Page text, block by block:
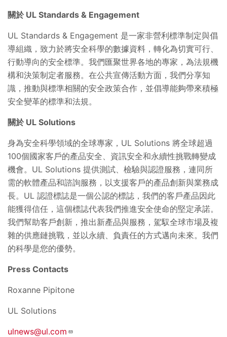
關於 UL Standards & Engagement
UL Standards & Engagement 是一家非營利標準制定與倡
導組織，致力於將安全科學的數據資料，轉化為切實可行、
行動導向的安全標準。我們匯聚世界各地的專家，為法規機
構和決策制定者服務。在公共宣傳活動方面，我們分享知
識，推動與標準相關的安全政策合作，並倡導能夠帶來積極
安全變革的標準和法規。
關於 UL Solutions
身為安全科學領域的全球專家，UL Solutions 將全球超過
100個國家客戶的產品安全、資訊安全和永續性挑戰轉變成
機會。UL Solutions 提供測試、檢驗與認證服務，連同所
需的軟體產品和諮詢服務，以支援客戶的產品創新與業務成
長。UL 認證標誌是一個公認的標誌，我們的客戶產品因此
能獲得信任，這個標誌代表我們推進安全使命的堅定承諾。
我們幫助客戶創新，推出新產品與服務，駕馭全球市場及複
雜的供應鏈挑戰，並以永續、負責任的方式邁向未來。我們
的科學是您的優勢。
Press Contacts
Roxanne Pipitone
UL Solutions
ulnews@ul.com